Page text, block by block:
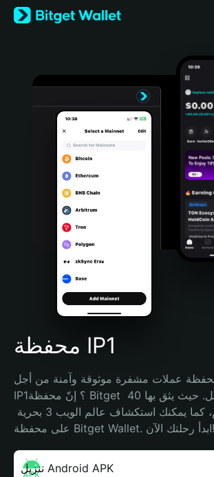
English
日本語
Türkçe
Português (Portugal)
Bahasa Indonesia
Português (Brasil)
Español (Argentina)
محفظة IP1
عملات مشفرة موثوقة وآمنة من أجل
IP1؟ إنّ محفظة Bitget خيارك الأفضل. حيث يثق بها 40
على محفظة Bitget Wallet. ابدأ رحلتك الآن!
تنزيل Android APK